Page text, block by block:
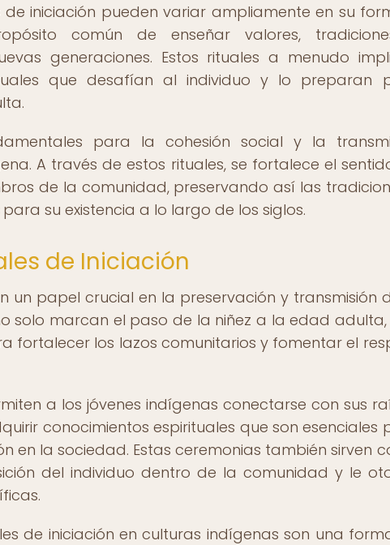
de iniciación pueden variar ampliamente en su
común de enseñar valores,
generaciones. Estos rituales a menudo
que desafían al individuo y lo preparan
para la cohesión social y la
A través de estos rituales, se fortalece el
de la comunidad, preservando así las
su existencia a lo largo de los siglos.
de Iniciación
un papel crucial en la preservación y transmisión
solo marcan el paso de la niñez a la edad adulta,
fortalecer los lazos comunitarios y fomentar el
a los jóvenes indígenas conectarse con sus
conocimientos espirituales que son esenciales
en la sociedad. Estas ceremonias también sirven
del individuo dentro de la comunidad y le
de iniciación en culturas indígenas son una